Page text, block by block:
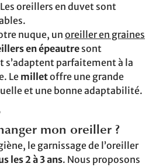
oreillers en duvet sont
nuque, unoreiller en graines
en épeautre sont
s’adaptent parfaitement à la
Le milletoffre une grande
et une bonne adaptabilité.
mon oreiller ?
le garnissage de l’oreiller
les 2 à 3 ans. Nous proposons